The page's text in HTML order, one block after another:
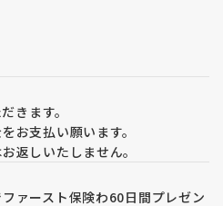
きます。
お支払い願います。
返しいたしません。
ァースト保険わ60日間プレゼン